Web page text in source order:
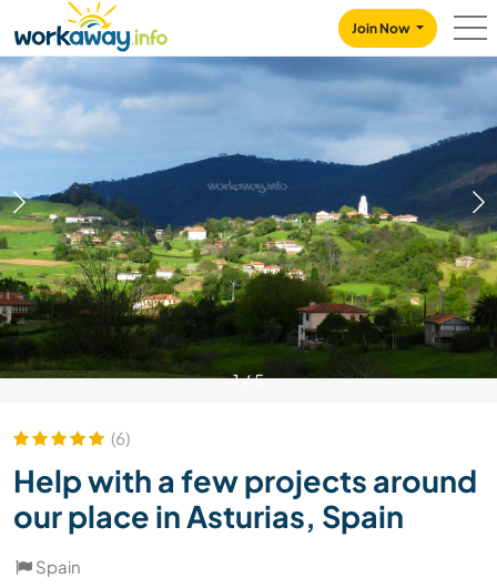
CONTENT
MAIN NAVIGATION
Join Now
1/5
(6)
Help with a few projects around
our place in Asturias, Spain
Spain